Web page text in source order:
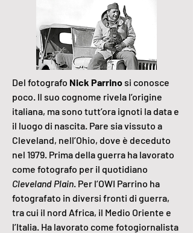
Del fotografo Nick Parrino si conosce
poco. Il suo cognome rivela l’origine
italiana, ma sono tutt’ora ignoti la data e
il luogo di nascita. Pare sia vissuto a
Cleveland, nell’Ohio, dove è deceduto
nel 1979. Prima della guerra ha lavorato
come fotografo per il quotidiano
Cleveland Plain. Per l’OWI Parrino ha
fotografato in diversi fronti di guerra,
tra cui il nord Africa, il Medio Oriente e
l’Italia. Ha lavorato come fotogiornalista